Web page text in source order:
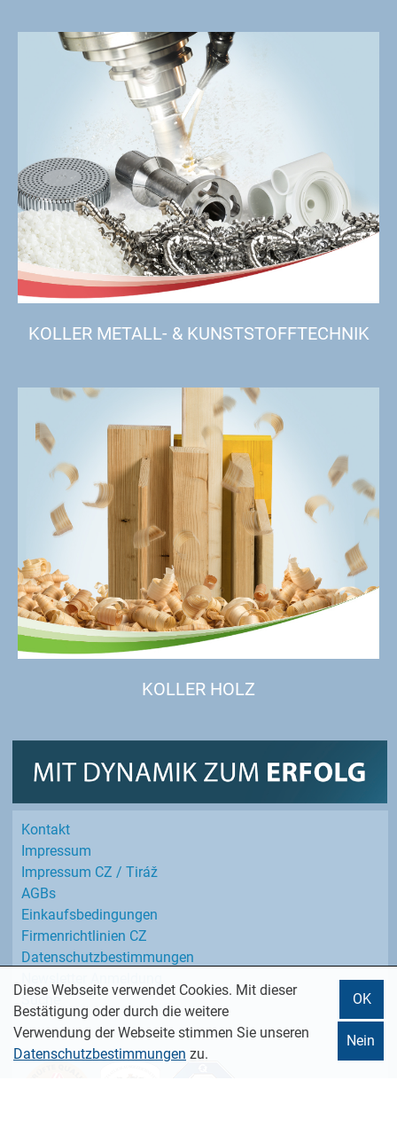
KOLLER METALL- & KUNSTSTOFFTECHNIK
KOLLER HOLZ
Kontakt
Impressum
Impressum CZ / Tiráž
AGBs
Einkaufs­bedingungen
Firmenrichtlinien CZ
Datenschutz­bestimmungen
Suche
Diese Webseite verwendet Cookies. Mit dieser
Bestätigung oder durch die weitere
Verwendung der Webseite stimmen Sie unseren
Datenschutzbestimmungen zu.
OK
Nein